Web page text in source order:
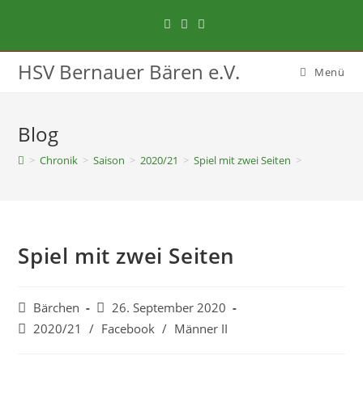
HSV Bernauer Bären e.V. Menü
Blog
> Chronik > Saison > 2020/21 > Spiel mit zwei Seiten >
Spiel mit zwei Seiten
Bärchen
26. September 2020
2020/21
/ Facebook / Männer II